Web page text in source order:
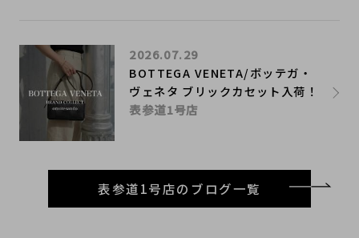
BOTTEGA VENETA/ボッテガ・
ヴェネタ ブリックカセット入荷！
2026.07.29
表参道1号店
表参道1号店のブログ一覧